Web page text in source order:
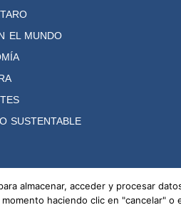
EL MUNDO
SUSTENTABLE
almacenar, acceder y procesar
haciendo clic en "cancelar"